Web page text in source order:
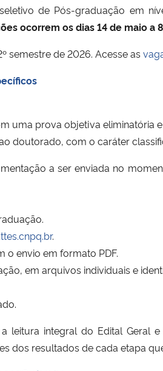
de Pós-graduação em
ocorrem os dias 14 de maio a
semestre de 2026. Acesse as
uma prova objetiva eliminatória
doutorado, com o caráter
a ser enviada no
.
o envio em formato PDF.
em arquivos individuais e
a leitura integral do Edital Geral
dos resultados de cada etapa